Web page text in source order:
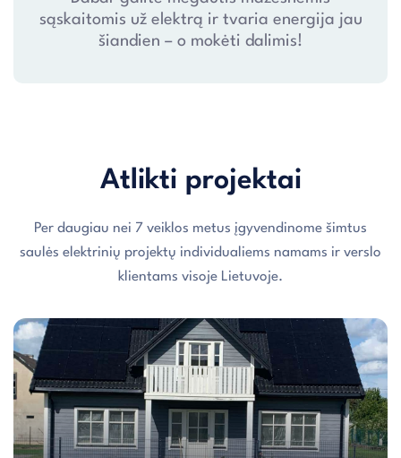
sąskaitomis už elektrą ir tvaria energija jau
šiandien – o mokėti dalimis!
Atlikti projektai
Per daugiau nei 7 veiklos metus įgyvendinome šimtus
saulės elektrinių projektų individualiems namams ir verslo
klientams visoje Lietuvoje.